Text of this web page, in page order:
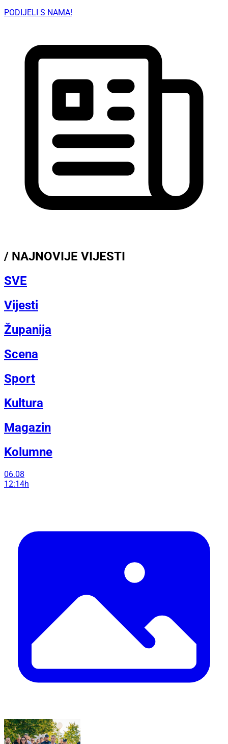
PODIJELI S NAMA!
/ NAJNOVIJE VIJESTI
SVE
Vijesti
Županija
Scena
Sport
Kultura
Magazin
Kolumne
06.08
12:14h